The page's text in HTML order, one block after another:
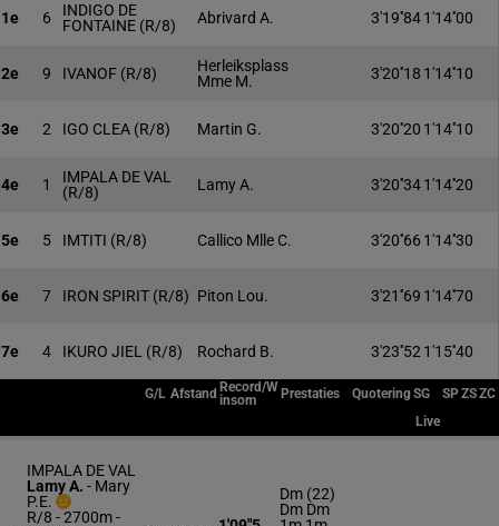
1e 6
INDIGO DE
FONTAINE (R/8) Abrivard A. 3'19''841'14''00
2e 9 IVANOF (R/8)
Herleiksplass
Mme M.
3'20''18 1'14''10
3e 2 IGO CLEA (R/8) Martin G. 3'20''20 1'14''10
4e 1
IMPALA DE VAL
(R/8)
Lamy A. 3'20''341'14''20
5e 5 IMTITI (R/8) Callico Mlle C. 3'20''66 1'14''30
6e 7 IRON SPIRIT (R/8) Piton Lou. 3'21''69 1'14''70
7e 4 IKURO JIEL (R/8) Rochard B. 3'23''52 1'15''40
G/L Afstand Record/W
insom
Prestaties QuoteringSG SPZSZC
Live
IMPALA DE VAL
Lamy A. - Mary
P.E.
R/8 - 2700m-
Dm (22)
Dm Dm